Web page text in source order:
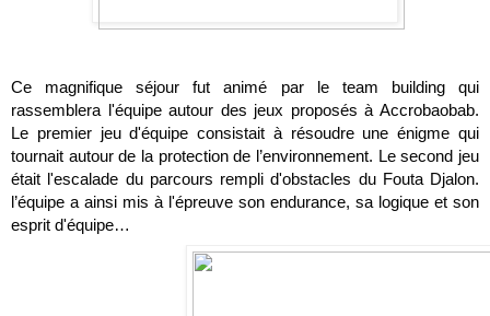
Ce magnifique séjour fut animé par le team building qui
rassemblera l'équipe autour des jeux proposés à Accrobaobab.
Le premier jeu d'équipe consistait à résoudre une énigme qui
tournait autour de la protection de l’environnement. Le second jeu
était l'escalade du parcours rempli d'obstacles du Fouta Djalon.
l’équipe a ainsi mis à l'épreuve son endurance, sa logique et son
esprit d'équipe…